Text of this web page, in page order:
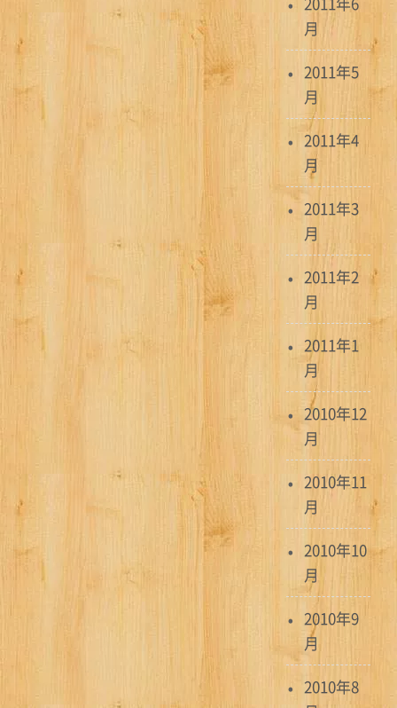
月
2011年5
月
2011年4
月
2011年3
月
2011年2
月
2011年1
月
2010年12
月
2010年11
月
2010年10
月
2010年9
月
2010年8